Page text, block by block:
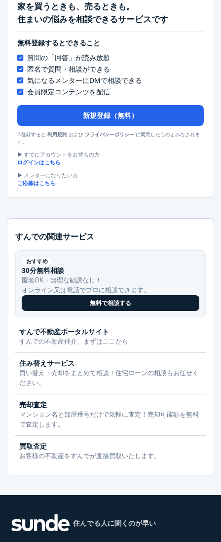
すんでの関連サービス
おすすめ
30分無料相談
匿名OK・無理な勧誘なし！
オンライン又は電話でプロに相談できます。
無料で相談する
すんで不動産ポータルサイト
すんでの不動産仲介、まずはここから
住み替えサービス
買い替え・売却をまとめて相談！住宅ローンの相談もお任せく
ださい。
売却査定
マンション名と部屋番号だけで気軽に査定！売却可能額を無料
で査定します。
買取査定
お客様の不動産をすんでが直接買取いたします。
家を買うときも、売るときも。
住まいの悩みを相談できるサービスです
無料登録するとできること
質問の「回答」が読み放題
匿名で質問・相談ができる
気になるメンターにDMで相談できる
会員限定コンテンツを配信
新規登録（無料）
※登録すると 利用規約 および プライバシーポリシー に同意したものとみなされま
す。
▶︎ すでにアカウントをお持ちの方
ログインはこちら
▶︎ メンターになりたい方
ご応募はこちら
住んでる人に聞くのが早い